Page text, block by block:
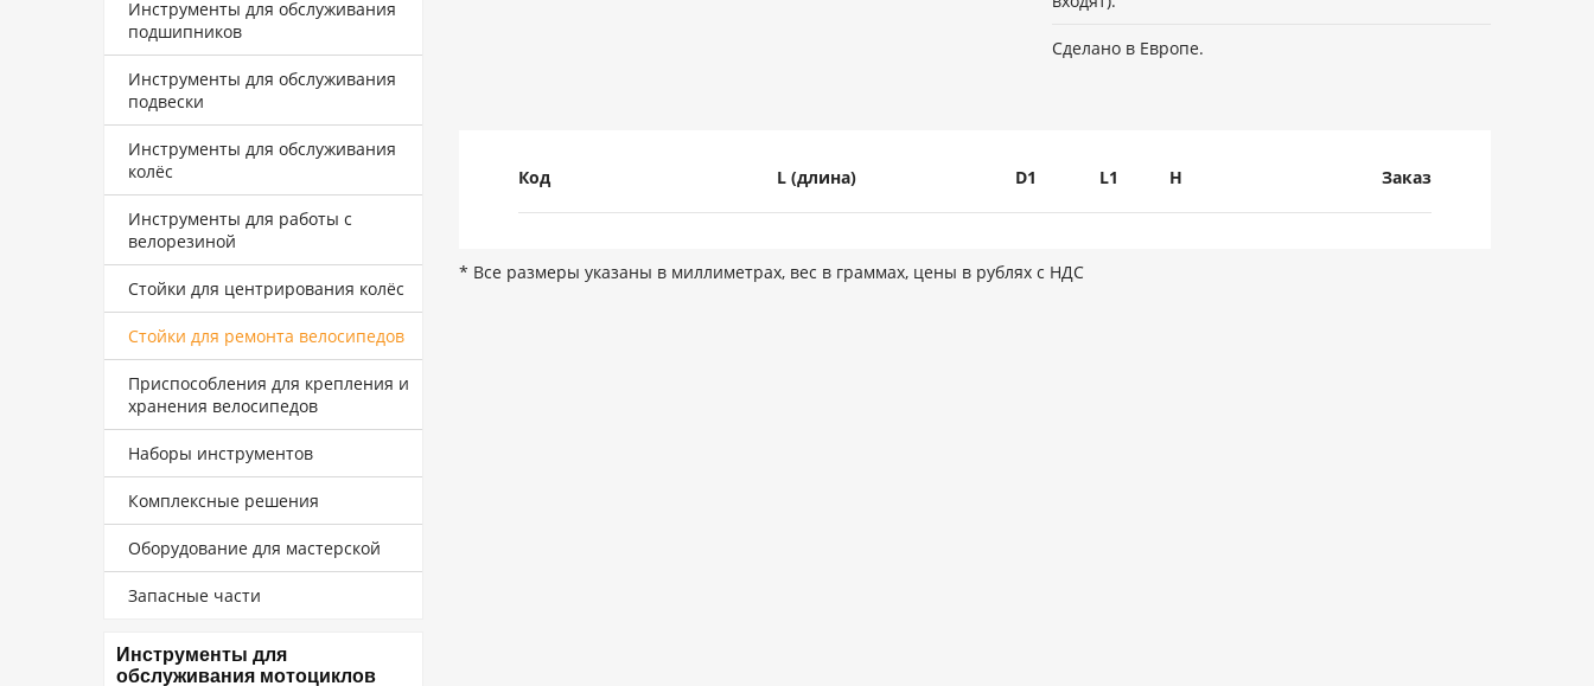
Инструменты для обслуживания
подшипников
Инструменты для обслуживания
подвески
Инструменты для обслуживания
колёс
Инструменты для работы с
велорезиной
Стойки для центрирования колёс
Стойки для ремонта велосипедов
Приспособления для крепления и
хранения велосипедов
Наборы инструментов
Комплексные решения
Оборудование для мастерской
Запасные части
Инструменты для
обслуживания мотоциклов
Сделано в Европе.
Код L (длина) D1 L1 H Заказ
* Все размеры указаны в миллиметрах, вес в граммах, цены в рублях с НДС